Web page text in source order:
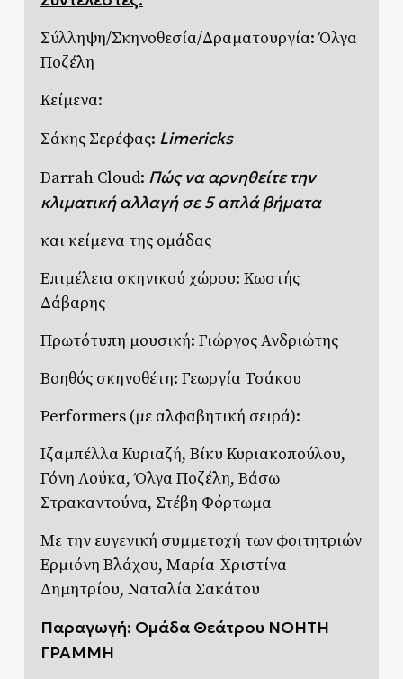
Σύλληψη/Σκηνοθεσία/Δραματουργία: Όλγα
Ποζέλη
Κείμενα:
Σάκης Σερέφας: Limericks
Darrah Cloud: Πώς να αρνηθείτε την
κλιματική αλλαγή σε 5 απλά βήματα
και κείμενα της ομάδας
Επιμέλεια σκηνικού χώρου: Κωστής
Δάβαρης
Πρωτότυπη μουσική: Γιώργος Ανδριώτης
Βοηθός σκηνοθέτη: Γεωργία Τσάκου
Performers (με αλφαβητική σειρά):
Ιζαμπέλλα Κυριαζή, Βίκυ Κυριακοπούλου,
Γόνη Λούκα, Όλγα Ποζέλη, Βάσω
Στρακαντούνα, Στέβη Φόρτωμα
Με την ευγενική συμμετοχή των φοιτητριών
Ερμιόνη Βλάχου, Μαρία-Χριστίνα
Δημητρίου, Ναταλία Σακάτου
Παραγωγή: Ομάδα Θεάτρου ΝΟΗΤΗ
ΓΡΑΜΜΗ